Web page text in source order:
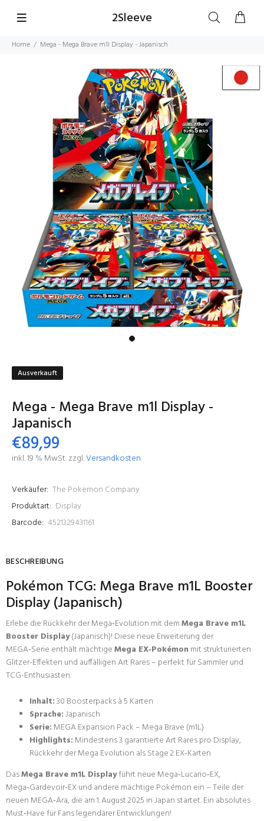
2Sleeve
Home Mega - Mega Brave m1l Display - Japanisch
Ausverkauft
Mega - Mega Brave m1l Display -
Japanisch
€89,99
inkl. 19 % MwSt. zzgl.Versandkosten
Verkäufer: The Pokemon Company
Produktart: Display
Barcode: 4521329431161
BESCHREIBUNG
Pokémon TCG: Mega Brave m1L Booster
Display (Japanisch)
Erlebe die Rückkehr der Mega‑Evolution mit demMega Brave m1L
Booster Display(Japanisch)! Diese neue Erweiterung der
MEGA‑Serie enthält mächtigeMega EX‑Pokémon mit strukturierten
Glitzer-Effekten und auffälligen Art Rares – perfekt für Sammler und
TCG-Enthusiasten.
Inhalt:30 Boosterpacks à 5 Karten
Sprache:Japanisch
Serie: MEGA Expansion Pack – Mega Brave (m1L)
Highlights: Mindestens 3 garantierte Art Rares pro Display,
Rückkehr der Mega Evolution als Stage 2 EX‑Karten
DasMega Brave m1L Displayführt neue Mega‑Lucario‑EX,
Mega‑Gardevoir‑EX und andere mächtige Pokémon ein – Teile der
neuen MEGA‑Ära, die am 1. August 2025 in Japan startet. Ein absolutes
Must‑Have für Fans legendärer Entwicklungen!